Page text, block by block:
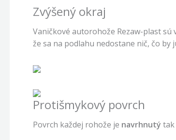
Zvýšený okraj
Vaničkové autorohože Rezaw-plast sú
že sa na podlahu nedostane nič, čo
Protišmykový povrch
Povrch každej rohože je navrhnutý tak